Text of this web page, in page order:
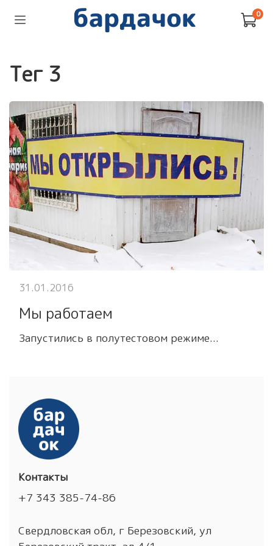
0
тег 3
Мы работаем
Запустились в полутестовом режиме...
31.01.2016
Контакты
+7 343 385-74-86
Свердловская обл, г Березовский, ул